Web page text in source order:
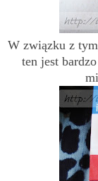
W związku z
ten jest